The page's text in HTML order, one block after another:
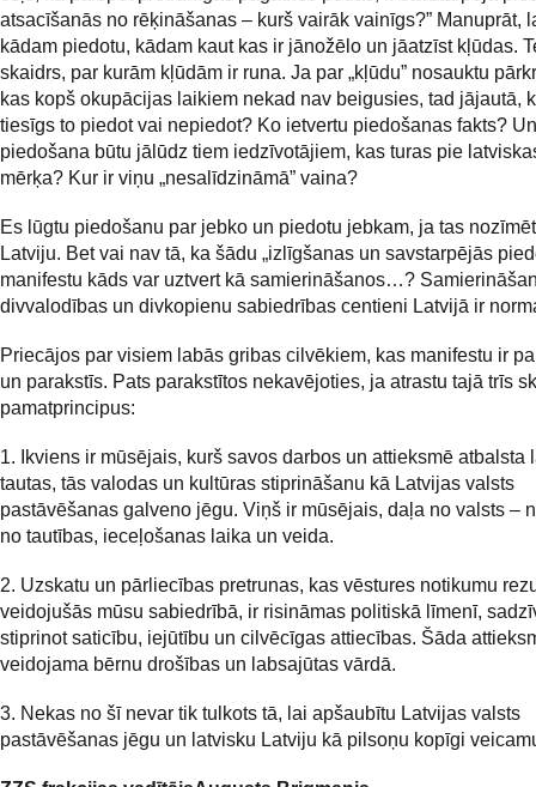
atsacīšanās no rēķināšanas – kurš vairāk vainīgs?” Manuprāt,
kādam piedotu, kādam kaut kas ir jānožēlo un jāatzīst kļūdas.
skaidrs, par kurām kļūdām ir runa. Ja par „kļūdu” nosauktu
kas kopš okupācijas laikiem nekad nav beigusies, tad jājautā,
tiesīgs to piedot vai nepiedot? Ko ietvertu piedošanas fakts?
piedošana būtu jālūdz tiem iedzīvotājiem, kas turas pie
mērķa? Kur ir viņu „nesalīdzināmā” vaina?
Es lūgtu piedošanu par jebko un piedotu jebkam, ja tas
Latviju. Bet vai nav tā, ka šādu „izlīgšanas un savstarpējās
manifestu kāds var uztvert kā samierināšanos…?
divvalodības un divkopienu sabiedrības centieni Latvijā ir
Priecājos par visiem labās gribas cilvēkiem, kas manifestu ir
un parakstīs. Pats parakstītos nekavējoties, ja atrastu tajā trīs
pamatprincipus:
1. Ikviens ir mūsējais, kurš savos darbos un attieksmē atbalsta
tautas, tās valodas un kultūras stiprināšanu kā Latvijas valsts
pastāvēšanas galveno jēgu. Viņš ir mūsējais, daļa no valsts –
no tautības, ieceļošanas laika un veida.
2. Uzskatu un pārliecības pretrunas, kas vēstures notikumu
veidojušās mūsu sabiedrībā, ir risināmas politiskā līmenī,
stiprinot saticību, iejūtību un cilvēcīgas attiecības. Šāda
veidojama bērnu drošības un labsajūtas vārdā.
3. Nekas no šī nevar tik tulkots tā, lai apšaubītu Latvijas valsts
pastāvēšanas jēgu un latvisku Latviju kā pilsoņu kopīgi